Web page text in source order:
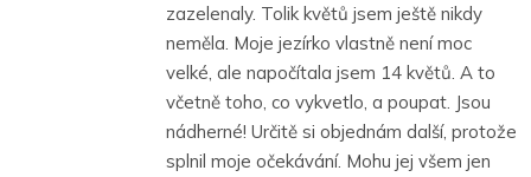
zazelenaly. Tolik květů jsem ještě nikdy
neměla. Moje jezírko vlastně není moc
velké, ale napočítala jsem 14 květů. A to
včetně toho, co vykvetlo, a poupat. Jsou
nádherné! Určitě si objednám další, protože
splnil moje očekávání. Mohu jej všem jen